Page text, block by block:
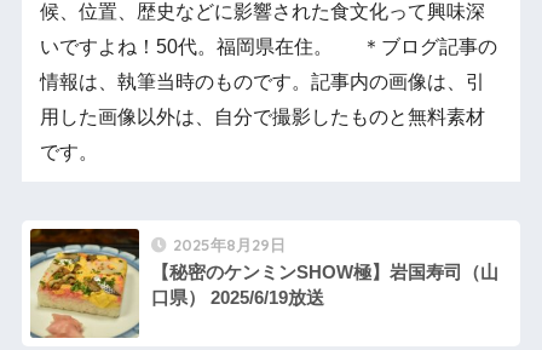
候、位置、歴史などに影響された食文化って興味深
いですよね！50代。福岡県在住。 ＊ブログ記事の
情報は、執筆当時のものです。記事内の画像は、引
用した画像以外は、自分で撮影したものと無料素材
です。
2025年8月29日
【秘密のケンミンSHOW極】岩国寿司（山
口県） 2025/6/19放送